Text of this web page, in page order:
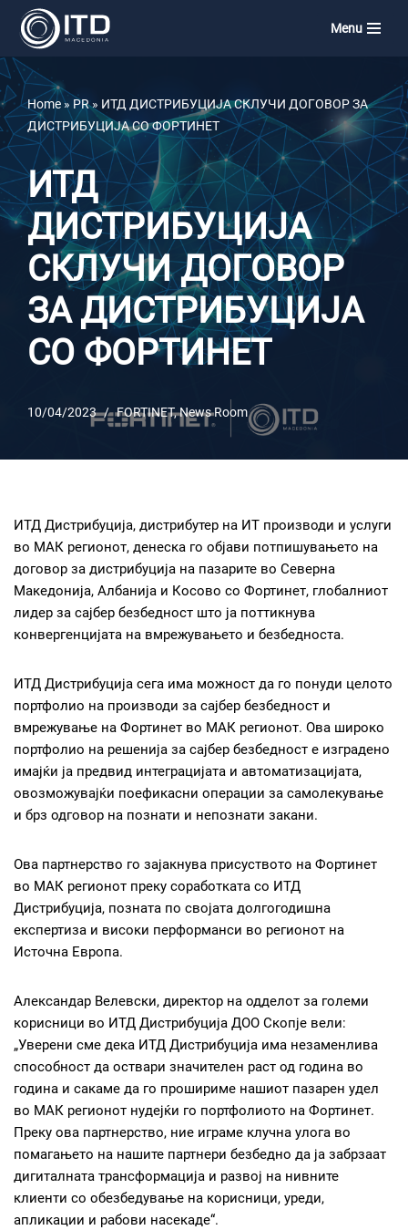
Skip
to
content
Menu
Home» PR» ИТД ДИСТРИБУЦИЈА СКЛУЧИ ДОГОВОР ЗА
ДИСТРИБУЦИЈА СО ФОРТИНЕТ
ИТД
ДИСТРИБУЦИЈА
СКЛУЧИ ДОГОВОР
ЗА ДИСТРИБУЦИЈА
СО ФОРТИНЕТ
10/04/2023 FORTINET,News Room
ИТД Дистрибуција, дистрибутер на ИТ производи и услуги
во МАК регионот, денеска го објави потпишувањето на
договор за дистрибуција на пазарите во Северна
Македонија, Албанија и Косово со Фортинет, глобалниот
лидер за сајбер безбедност што ја поттикнува
конвергенцијата на вмрежувањето и безбедноста.
ИТД Дистрибуција сега има можност да го понуди целото
портфолио на производи за сајбер безбедност и
вмрежување на Фортинет во МАК регионот. Ова широко
портфолио на решенија за сајбер безбедност е изградено
имајќи ја предвид интеграцијата и автоматизацијата,
овозможувајќи поефикасни операции за самолекување
и брз одговор на познати и непознати закани.
Ова партнерство го зајакнува присуството на Фортинет
во МАК регионот преку соработката со ИТД
Дистрибуција, позната по својата долгогодишна
експертиза и високи перформанси во регионот на
Источна Европа.
Александар Велевски, директор на одделот за големи
корисници во ИТД Дистрибуција ДОО Скопје вели:
„Уверени сме дека ИТД Дистрибуција има незаменлива
способност да оствари значителен раст од година во
година и сакаме да го прошириме нашиот пазарен удел
во МАК регионот нудејќи го портфолиото на Фортинет.
Преку ова партнерство, ние играме клучна улога во
помагањето на нашите партнери безбедно да ја забрзаат
дигиталната трансформација и развој на нивните
клиенти со обезбедување на корисници, уреди,
апликации и рабови насекаде“.